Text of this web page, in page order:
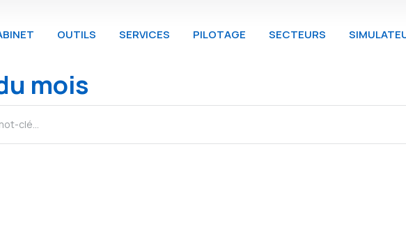
OUTILS SERVICES PILOTAGE SECTEURS
mois